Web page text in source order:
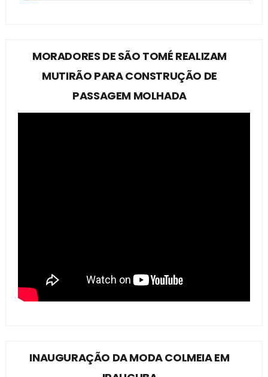
MORADORES DE SÃO TOMÉ REALIZAM
MUTIRÃO PARA CONSTRUÇÃO DE
PASSAGEM MOLHADA
INAUGURAÇÃO DA MODA COLMEIA EM